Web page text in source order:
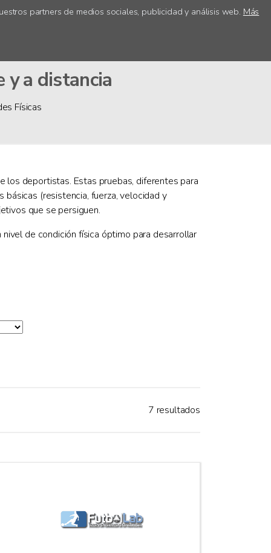
partners de medios sociales, publicidad y análisis web. Más
Acceso centros
y a distancia
Físicas
los deportistas. Estas pruebas, diferentes para
(resistencia, fuerza, velocidad y
que se persiguen.
de condición física óptimo para desarrollar
7 resultados